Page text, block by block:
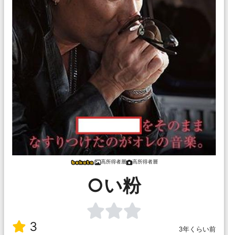
高所得者層 高所得者層
○い粉
3 3年くらい前